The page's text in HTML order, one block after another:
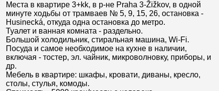
Места в квартире 3+kk, в р-не Praha 3-Žižkov, в одной
минуте ходьбы от трамваев № 5, 9, 15, 26, остановка -
Husinecká, откуда одна остановка до метро.
Туалет и ванная комната - раздельно.
Большой холодильник, стиральная машина, Wi-Fi.
Посуда и самое необходимое на кухне в наличии,
включая - тостер, эл. чайник, микроволновку, приборы, и
др.
Мебель в квартире: шкафы, кровати, диваны, кресло,
столы, стулья, комоды.